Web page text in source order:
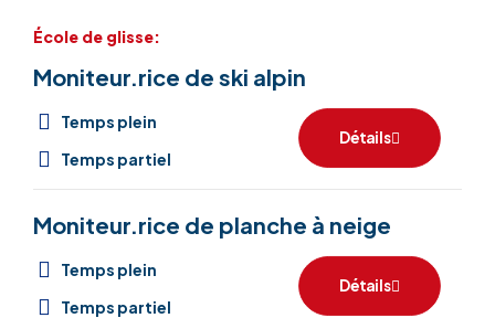
École de glisse:
Moniteur.rice de ski alpin
Temps plein
Temps partiel
Détails
Moniteur.rice de planche à neige
Temps plein
Temps partiel
Détails